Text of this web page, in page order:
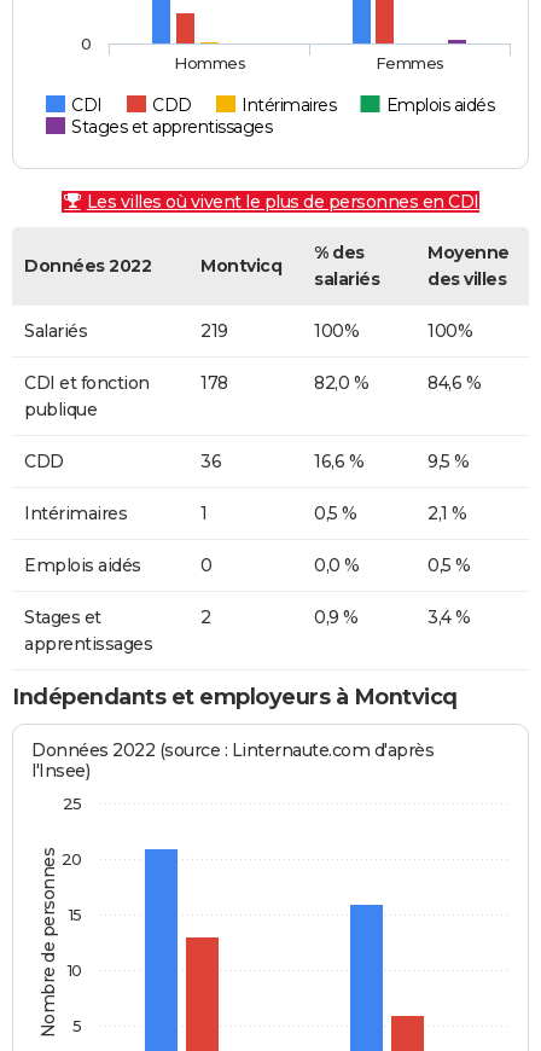
CDI CDD Intérimaires
Emplois aidés
Stages et apprentissages
Hommes Femmes
0
Les villes où vivent le plus de personnes en CDI
Données 2022 Montvicq
% des
salariés
Moyenne
des villes
Salariés 219 100% 100%
CDI et fonction
publique
178 82,0 % 84,6 %
CDD 36 16,6 % 9,5 %
Intérimaires 1 0,5 % 2,1 %
Emplois aidés 0 0,0 % 0,5 %
Stages et
apprentissages
2 0,9 % 3,4 %
Indépendants et employeurs à Montvicq
Nombre de personnes
Données 2022 (source : Linternaute.com d'après
l'Insee)
5
10
15
20
25